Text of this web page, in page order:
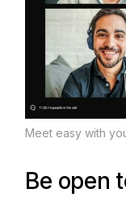
Meet easy with
Be open